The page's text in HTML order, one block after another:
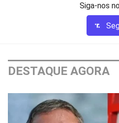
Siga-nos
DESTAQUE AGORA